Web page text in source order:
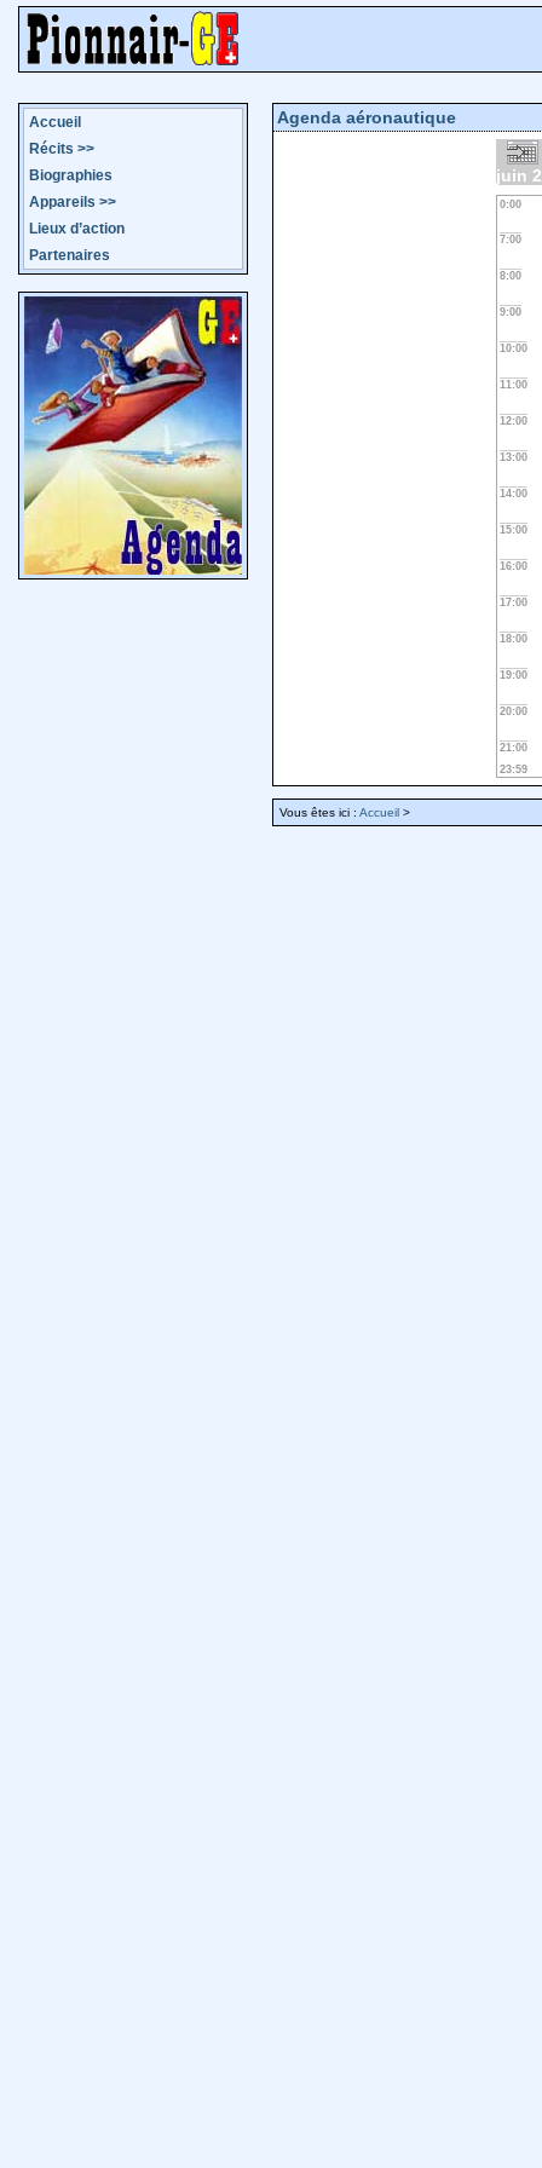
Accueil
Récits >>
Biographies
Appareils >>
Lieux d’action
Partenaires
Agenda aéronautique
juin
0:00
7:00
8:00
9:00
10:00
11:00
12:00
13:00
14:00
15:00
16:00
17:00
18:00
19:00
20:00
21:00
23:59
Vous êtes ici : Accueil >